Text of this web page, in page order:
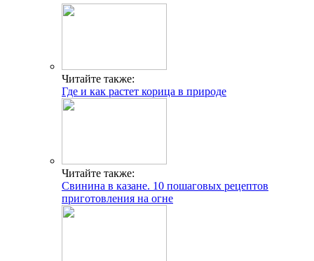
Читайте также:
Где и как растет корица в природе
Читайте также:
Свинина в казане. 10 пошаговых рецептов
приготовления на огне